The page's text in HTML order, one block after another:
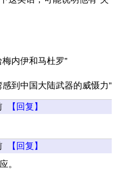
内伊和马杜罗”
到中国大陆武器的威慑力”
【回复】
【回复】
。